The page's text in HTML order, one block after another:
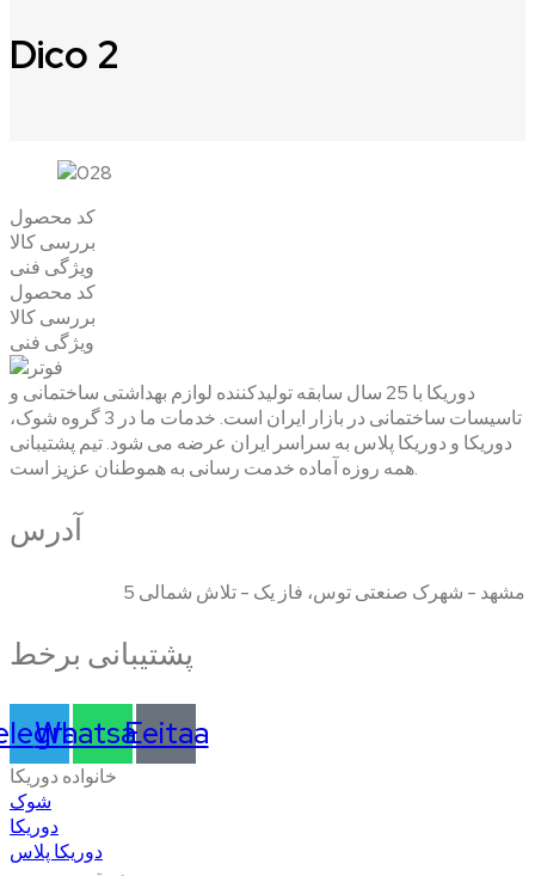
Dico 2
کد محصول
بررسی کالا
ویژگی فنی
کد محصول
بررسی کالا
ویژگی فنی
دوریکا با 25 سال سابقه تولیدکننده لوازم بهداشتی ساختمانی و
تاسیسات ساختمانی در بازار ایران است. خدمات ما در 3 گروه شوک،
دوریکا و دوریکا پلاس به سراسر ایران عرضه می شود. تیم پشتیبانی
همه روزه آماده خدمت رسانی به هموطنان عزیز است.
آدرس
مشهد - شهرک صنعتی توس، فاز یک - تلاش شمالی 5
پشتیبانی برخط
Whatsapp
Eeitaa
خانواده دوریکا
شوک
دوریکا
دوریکا پلاس